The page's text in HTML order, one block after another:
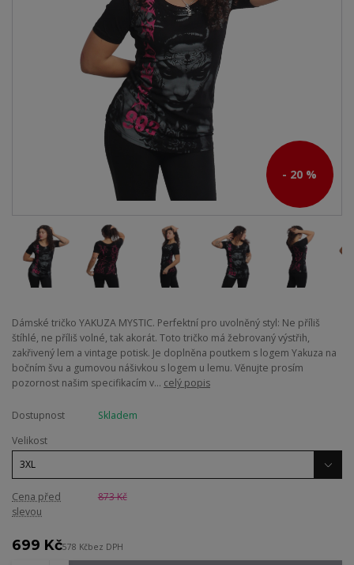
- 20 %
Dámské tričko YAKUZA MYSTIC. Perfektní pro uvolněný styl: Ne příliš
štíhlé, ne příliš volné, tak akorát. Toto tričko má žebrovaný výstřih,
zakřivený lem a vintage potisk. Je doplněna poutkem s logem Yakuza na
bočním švu a gumovou nášivkou s logem u lemu. Věnujte prosím
pozornost našim specifikacím v... celý popis
Dostupnost
Skladem
Velikost
Cena před
slevou
873 Kč
699 Kč578 Kčbez DPH